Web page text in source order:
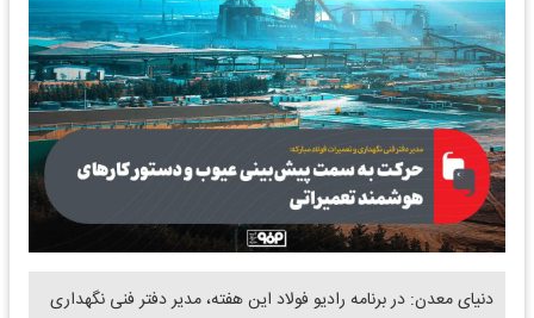
دنیای معدن: در برنامه رادیو فولاد این هفته، مدیر دفتر فنی نگهداری